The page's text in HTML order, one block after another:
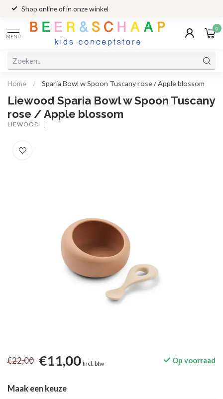
Shop online of in onze winkel
MENU
0
Home / Sparia Bowl w Spoon Tuscany rose / Apple blossom
Liewood Sparia Bowl w Spoon Tuscany
rose / Apple blossom
LIEWOOD
€22,00 €11,00 Incl. btw Op voorraad
Maak een keuze